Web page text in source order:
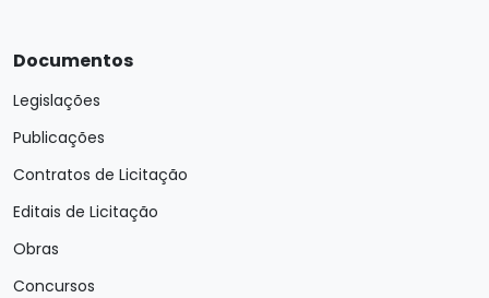
Documentos
Legislações
Publicações
Contratos de Licitação
Editais de Licitação
Obras
Concursos